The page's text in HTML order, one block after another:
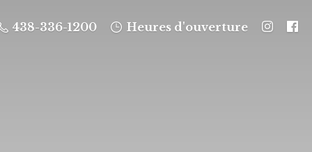
438-336-1200 Heures d'ouverture